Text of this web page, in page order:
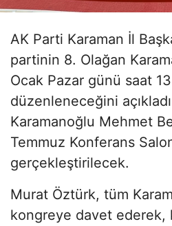
AK Parti Karaman İl
partinin 8. Olağan
Ocak Pazar günü saat
düzenleneceğini
Karamanoğlu Mehmet
Temmuz Konferans
gerçekleştirilecek.
Murat Öztürk, tüm
kongreye davet ederek,